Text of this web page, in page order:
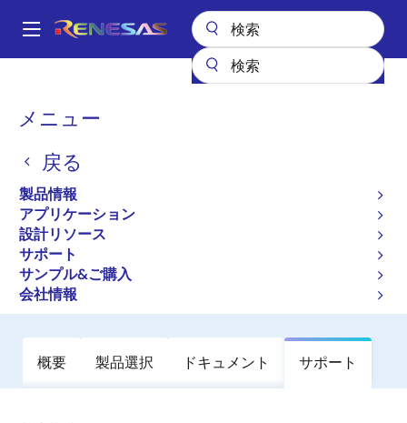
ン
Main
メニュー
戻る
製品情報
アプリケーション
設計リソース
サポート
サンプル&ご購入
会社情報
パ
く
ず
NX7535AN-AA
NX7535AN-AA
廃止品
550 nm InGaAsP MQW-FP Laser
Diode Coaxial Module with Monitor PD
for OTDR Application
概要 製品選択 ドキュメント サポート